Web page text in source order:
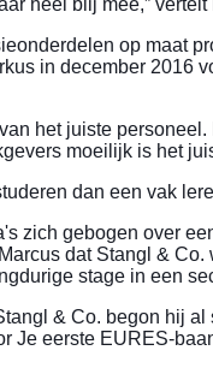
op maat
in december 2016
het juiste
moeilijk is het
dan een vak
zich gebogen over
dat Stangl &
stage in een
& Co. begon hij
eerste EURES-